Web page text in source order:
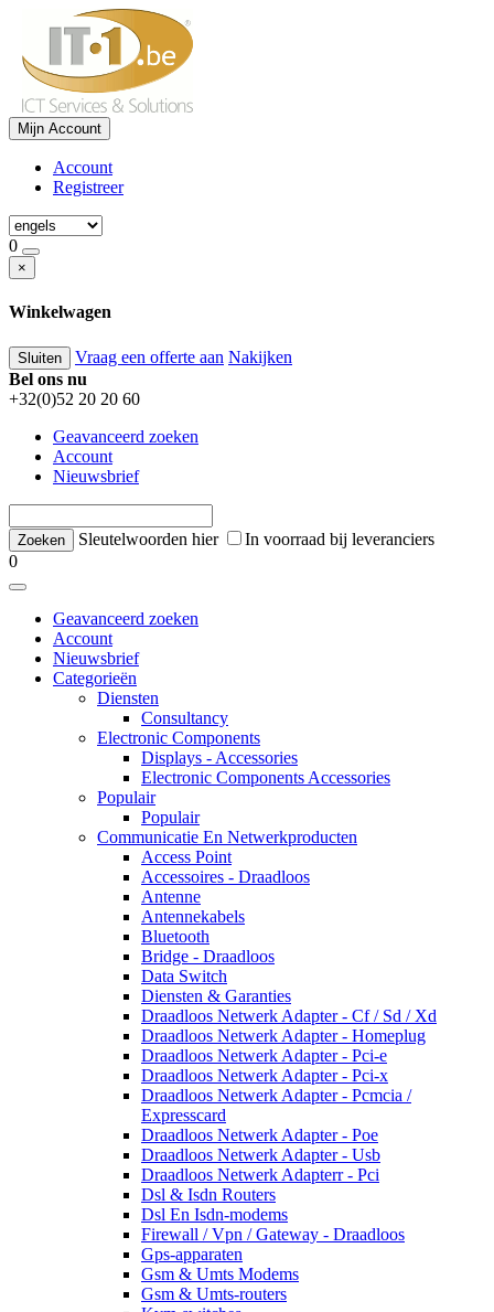
Mijn Account
Account
Registreer
0
×
Winkelwagen
Sluiten Vraag een offerte aan Nakijken
Bel ons nu
+32(0)52 20 20 60
Geavanceerd zoeken
Account
Nieuwsbrief
Sleutelwoorden hier
In voorraad bij leveranciers
0
Geavanceerd zoeken
Account
Nieuwsbrief
Categorieën
Diensten
Consultancy
Electronic Components
Displays - Accessories
Electronic Components Accessories
Populair
Populair
Communicatie En Netwerkproducten
Access Point
Accessoires - Draadloos
Antenne
Antennekabels
Bluetooth
Bridge - Draadloos
Data Switch
Diensten & Garanties
Draadloos Netwerk Adapter - Cf / Sd / Xd
Draadloos Netwerk Adapter - Homeplug
Draadloos Netwerk Adapter - Pci-e
Draadloos Netwerk Adapter - Pci-x
Draadloos Netwerk Adapter - Pcmcia /
Expresscard
Draadloos Netwerk Adapter - Poe
Draadloos Netwerk Adapter - Usb
Draadloos Netwerk Adapterr - Pci
Dsl & Isdn Routers
Dsl En Isdn-modems
Firewall / Vpn / Gateway - Draadloos
Gps-apparaten
Gsm & Umts Modems
Gsm & Umts-routers